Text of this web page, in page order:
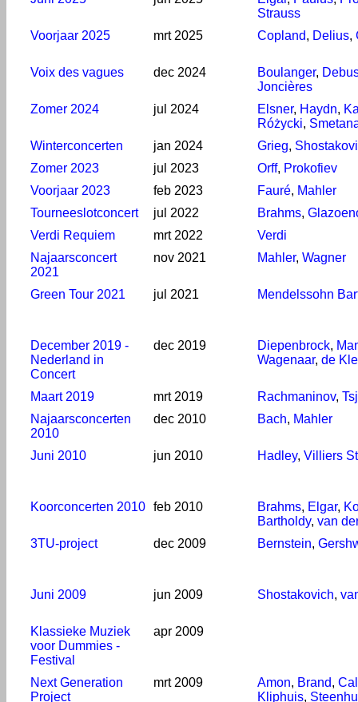
Strauss
Voorjaar 2025
mrt 2025 Copland, Delius,
Voix des vagues dec 2024 Boulanger,
Joncières
Zomer 2024
jul 2024 Elsner, Haydn,
Różycki,
Winterconcerten
jan 2024 Grieg,
Zomer 2023
jul 2023 Orff, Prokofiev
Voorjaar 2023
feb 2023 Fauré, Mahler
Tourneeslotconcert
jul 2022 Brahms,
Verdi Requiem
mrt 2022
Verdi
Najaarsconcert
2021
nov 2021 Mahler, Wagner
Green Tour 2021 jul 2021 Mendelssohn
December 2019 -
Nederland in
Concert
dec 2019 Diepenbrock,
Wagenaar, de
Maart 2019 mrt 2019 Rachmaninov,
Najaarsconcerten
2010
dec 2010 Bach, Mahler
Juni 2010 jun 2010 Hadley, Villiers
Koorconcerten 2010 feb 2010 Brahms, Elgar,
Bartholdy, van
3TU-project
dec 2009 Bernstein,
Juni 2009 jun 2009 Shostakovich,
Klassieke Muziek
voor Dummies -
Festival
apr 2009
Next Generation
Project
mrt 2009 Amon, Brand,
Kliphuis,